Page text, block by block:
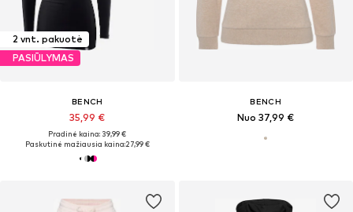
2 vnt. pakuotė
PASIŪLYMAS
BENCH
35,99 €
Pradinė kaina: 39,99 €
Paskutinė mažiausia kaina:27,99 €
BENCH
Nuo 37,99 €